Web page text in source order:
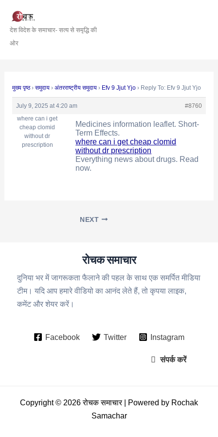
content
देश विदेश के समाचार- सत्य से समृद्धि की
ओर
मुख्य पृष्ठ › समुदाय › अंतरराष्ट्रीय समुदाय › Efv 9 Jjut Yjo › Reply To: Efv 9 Jjut Yjo
July 9, 2025 at 4:20 am
#8760
where can i get
cheap clomid
without dr
prescription
Medicines information leaflet. Short-
Term Effects.
where can i get cheap clomid
without dr prescription
Everything news about drugs. Read
now.
navigation
NEXT
रोचक समाचार
दुनिया भर में जागरूकता फैलाने की पहल के साथ एक समर्पित मीडिया
टीम। यदि आप हमारे वीडियो का आनंद लेते हैं, तो कृपया लाइक,
कमेंट और शेयर करें।
Facebook Twitter Instagram
संपर्क करें
Copyright © 2026 रोचक समाचार | Powered by Rochak
Samachar